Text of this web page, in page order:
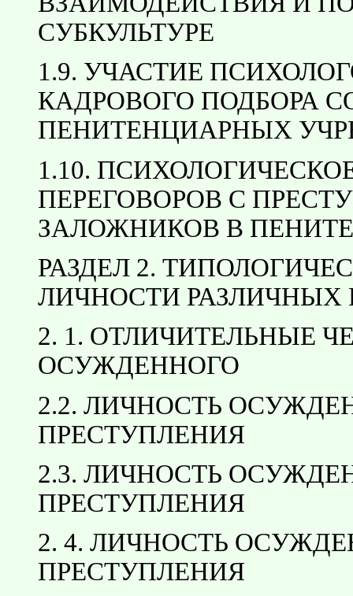
СУБКУЛЬТУРЕ
1.9. УЧАСТИЕ
КАДРОВОГО ПОДБОРА
ПЕНИТЕНЦИАРНЫХ
1.10.
ПЕРЕГОВОРОВ С
ЗАЛОЖНИКОВ В
РАЗДЕЛ 2.
ЛИЧНОСТИ
2. 1. ОТЛИЧИТЕЛЬНЫЕ
ОСУЖДЕННОГО
2.2. ЛИЧНОСТЬ
ПРЕСТУПЛЕНИЯ
2.3. ЛИЧНОСТЬ
ПРЕСТУПЛЕНИЯ
2. 4. ЛИЧНОСТЬ
ПРЕСТУПЛЕНИЯ